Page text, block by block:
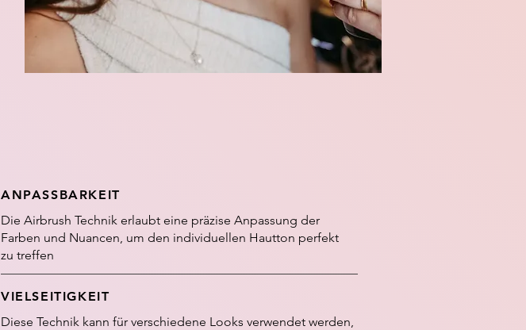
ANPASSBARKEIT
Die Airbrush Technik erlaubt eine präzise Anpassung der
Farben und Nuancen, um den individuellen Hautton perfekt
zu treffen
VIELSEITIGKEIT
Diese Technik kann für verschiedene Looks verwendet werden,